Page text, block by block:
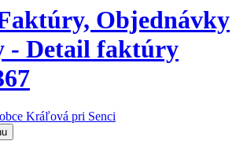
Objednávky
- Detail faktúry